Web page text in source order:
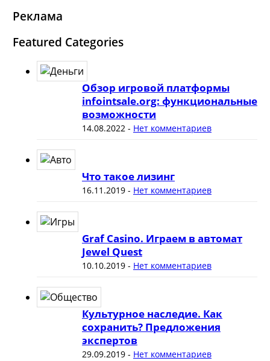
Реклама
Featured Categories
Обзор игровой платформы
infointsale.org: функциональные
возможности
14.08.2022- Нет комментариев
Что такое лизинг
16.11.2019- Нет комментариев
Graf Casino. Играем в автомат
Jewel Quest
10.10.2019- Нет комментариев
Культурное наследие. Как
сохранить? Предложения
экспертов
29.09.2019- Нет комментариев